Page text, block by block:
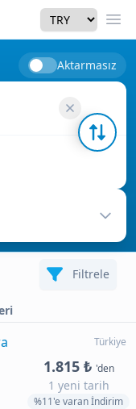
Currency
Aktarmasız
Filtrele
Türkiye
1.815 ₺ 'den
1 yeni tarih
%11'e varan İndirim